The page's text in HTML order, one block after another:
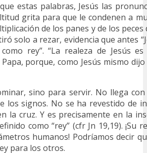
estas palabras, Jesús las
grita para que le condenen a
de los panes y de los peces
solo a rezar, evidencia que antes
rey”. “La realeza de Jesús
porque, como Jesús mismo
sino para servir. No llega
los signos. No se ha revestido de
la cruz. Y es precisamente en la
como “rey” (cfr Jn 19,19). ¡Su
humanos! Podríamos decir
para los otros.